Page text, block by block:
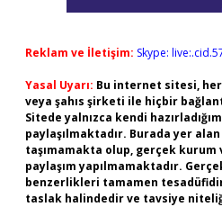
Reklam ve İletişim: Skype:
Yasal Uyarı: Bu internet sitesi,
veya şahıs şirketi ile hiçbir
Sitede yalnızca kendi
paylaşılmaktadır. Burada yer
taşımamakta olup, gerçek kurum
paylaşım yapılmamaktadır.
benzerlikleri tamamen
taslak halindedir ve tavsiye